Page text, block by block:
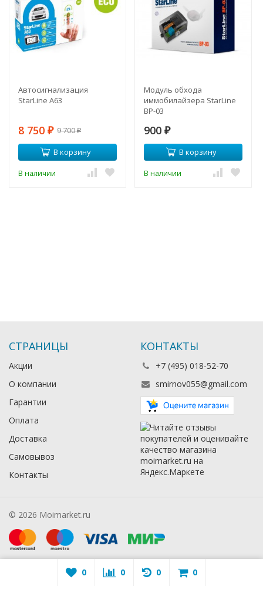
Автосигнализация
StarLine A63
8 750 ₽ 9 700₽
В корзину
В наличии
Модуль обхода
иммобилайзера StarLine
BP-03
900 ₽
В корзину
В наличии
СТРАНИЦЫ
Акции
О компании
Гарантии
Оплата
Доставка
Самовывоз
Контакты
КОНТАКТЫ
+7 (495) 018-52-70
smirnov055@gmail.com
© 2026 Moimarket.ru
0 0 0 0